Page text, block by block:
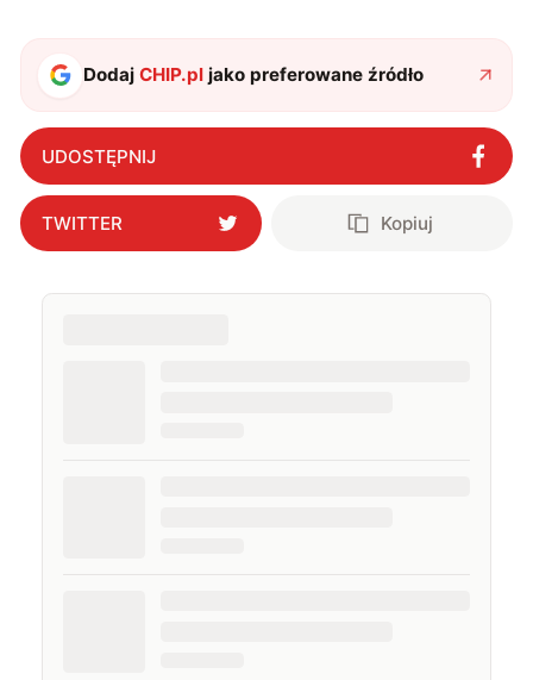
także uprawiać oraz oglądać sport.
DodajCHIP.pl jako preferowane źródło
UDOSTĘPNIJ
TWITTER Kopiuj